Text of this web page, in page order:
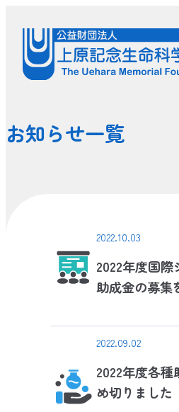
お知らせ一覧
2022.10.03
2022年度国
助成金の募集
2022.09.02
2022年度各
め切りました